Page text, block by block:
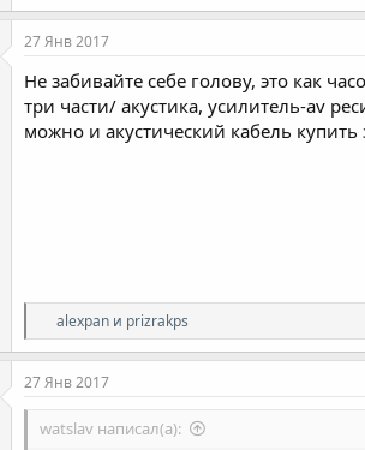
27 Янв 2017
Не забивайте себе голову, это как
три части/ акустика, усилитель-av
можно и акустический кабель
Р
е
а
к
и
alexpan и prizrakps
27 Янв 2017
watslav написал(а):